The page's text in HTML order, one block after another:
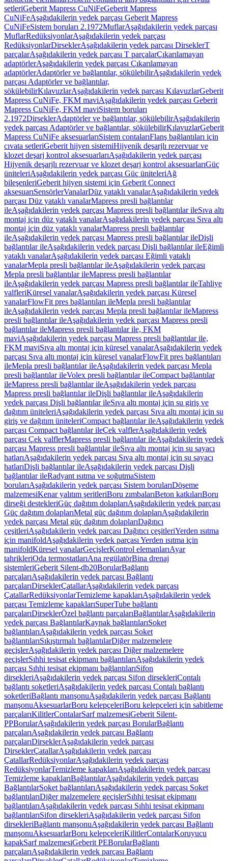
setleriGeberit Mapress CuNiFeGeberit Mapress
CuNiFeAşağıdakilerin yedek parçası Geberit Mapress
CuNiFeSistem boruları 2.1972MuflarAşağıdakilerin yedek parçası
MuflarRedüksiyonlarAşağıdakilerin yedek parçası
RedüksiyonlarDirseklerAşağıdakilerin yedek parçası DirseklerT
parçalarAşağıdakilerin yedek parçası T parçalarÇıkarılamayan
adaptörlerAşağıdakilerin yedek parçası Çıkarılamayan
adaptörlerAdaptörler ve bağlantılar, sökülebilirAşağıdakilerin yedek
parçası Adaptörler ve bağlantılar,
sökülebilirKılavuzlarAşağıdakilerin yedek parçası KılavuzlarGeberit
Mapress CuNiFe, FKM maviAşağıdakilerin yedek parçası Geberit
Mapress CuNiFe, FKM maviSistem boruları
2.1972DirseklerAdaptörler ve bağlantılar, sökülebilirAşağıdakilerin
yedek parçası Adaptörler ve bağlantılar, sökülebilirKılavuzlarGeberit
Mapress CuNiFe aksesuarlarıSistem contalarıFlanş bağlantıları için
cıvata setleriGeberit hijyen sistemiHijyenik deşarjlı rezervuar ve
klozet deşarj kontrol aksesuarlarıAşağıdakilerin yedek parçası
Hijyenik deşarjlı rezervuar ve klozet deşarj kontrol aksesuarlarıGüç
üniteleriAşağıdakilerin yedek parçası Güç üniteleriAğ
bileşenleriGeberit hijyen sistemi için Geberit Connect
aksesuarıSensörlerVanalarDüz yataklı vanalarAşağıdakilerin yedek
parçası Düz yataklı vanalarMapress presli bağlantılar
ileAşağıdakilerin yedek parçası Mapress presli bağlantılar ileSıva altı
montaj için düz yataklı vanalarAşağıdakilerin yedek parçası Sıva altı
montaj için düz yataklı vanalarMapress presli bağlantılar
ileAşağıdakilerin yedek parçası Mapress presli bağlantılar ileDişli
bağlantılar ileAşağıdakilerin yedek parçası Dişli bağlantılar ileEğimli
yataklı vanalarAşağıdakilerin yedek parçası Eğimli yataklı
vanalarMepla presli bağlantılar ileAşağıdakilerin yedek parçası
Mepla presli bağlantılar ileMapress presli bağlantılar
ileAşağıdakilerin yedek parçası Mapress presli bağlantılar ileTahliye
valfleriKüresel vanalarAşağıdakilerin yedek parçası Küresel
vanalarFlowFit pres bağlantıları ileMepla presli bağlantılar
ileAşağıdakilerin yedek parçası Mepla presli bağlantılar ileMapress
presli bağlantılar ileAşağıdakilerin yedek parçası Mapress presli
bağlantılar ileMapress presli bağlantılar ile, FKM
maviAşağıdakilerin yedek parçası Mapress presli bağlantılar ile,
FKM maviSıva altı montaj için küresel vanalarAşağıdakilerin yedek
parçası Sıva altı montaj için küresel vanalarFlowFit pres bağlantıları
ileMepla presli bağlantılar ileAşağıdakilerin yedek parçası Mepla
presli bağlantılar ileVolex presli bağlantılar ileCompact bağlantılar
ileMapress presli bağlantılar ileAşağıdakilerin yedek parçası
Mapress presli bağlantılar ileDişli bağlantılar ileAşağıdakilerin
yedek parçası Dişli bağlantılar ileSıva altı montaj için su giriş ve
dağıtım üniteleriAşağıdakilerin yedek parçası Sıva altı montaj için su
giriş ve dağıtım üniteleriCompact bağlantılar ileAşağıdakilerin yedek
parçası Compact bağlantılar ileÇek valflerAşağıdakilerin yedek
parçası Çek valflerMapress presli bağlantılar ileAşağıdakilerin yedek
parçası Mapress presli bağlantılar ileSıva altı montaj için su sayacı
hatlarıAşağıdakilerin yedek parçası Sıva altı montaj için su sayacı
hatlarıDişli bağlantılar ileAşağıdakilerin yedek parçası Dişli
bağlantılar ileRadyant ısıtma ve soğutmaSistem
borularıAşağıdakilerin yedek parçası Sistem borularıDöşeme
malzemesiKenar yalıtım şeritleriBoru zımbalarıBeton katkılarıBoru
dirseği destekleriGüç dağıtım dolaplarıAşağıdakilerin yedek parçası
Güç dağıtım dolaplarıMetal güç dağıtım dolaplarıAşağıdakilerin
yedek parçası Metal güç dağıtım dolaplarıDağıtıcı
çeşitleriAşağıdakilerin yedek parçası Dağıtıcı çeşitleriYerden ısıtma
için manifoldAşağıdakilerin yedek parçası Yerden ısıtma için
manifoldKüresel vanalarGeçişlerKontrol elemanlarıAyar
tahrikleriOda termostatlarıAna regülatörBina drenaj
sistemleriGeberit Silent-db20BorularBağlantı
parçalarıAşağıdakilerin yedek parçası Bağlantı
parçalarıDirseklerÇatallarAşağıdakilerin yedek parçası
ÇatallarRedüksiyonlarTemizleme kapaklarıAşağıdakilerin yedek
parçası Temizleme kapaklarıSuperTube bağlantı
parçalarıDirseklerÖzel bağlantı parçalarıBağlantılarAşağıdakilerin
yedek parçası BağlantılarKaynak bağlantılarıSoket
bağlantılarıAşağıdakilerin yedek parçası Soket
bağlantılarıSıkıştırmalı bağlantılarDiğer malzemelere
geçişlerAşağıdakilerin yedek parçası Diğer malzemelere
geçişlerSıhhi tesisat ekipmanı bağlantılarıAşağıdakilerin yedek
parçası Sıhhi tesisat ekipmanı bağlantılarıSifon
dirsekleriAşağıdakilerin yedek parçası Sifon dirsekleriContalı
bağlantı soketleriAşağıdakilerin yedek parçası Contalı bağlantı
soketleriBağlantı manşonuAşağıdakilerin yedek parçası Bağlantı
manşonuAksesuarlarBoru kelepçeleriBoru kelepçeleri için sabitleme
parçalarıKilitlerContalarSarf malzemesiGeberit Silent-
PPBorularAşağıdakilerin yedek parçası BorularBağlantı
parçalarıAşağıdakilerin yedek parçası Bağlantı
parçalarıDirseklerAşağıdakilerin yedek parçası
DirseklerÇatallarAşağıdakilerin yedek parçası
ÇatallarRedüksiyonlarAşağıdakilerin yedek parçası
RedüksiyonlarTemizleme kapaklarıAşağıdakilerin yedek parçası
Temizleme kapaklarıBağlantılarAşağıdakilerin yedek parçası
BağlantılarSoket bağlantılarıAşağıdakilerin yedek parçası Soket
bağlantılarıDiğer malzemelere geçişlerSıhhi tesisat ekipmanı
bağlantılarıAşağıdakilerin yedek parçası Sıhhi tesisat ekipmanı
bağlantılarıSifon dirsekleriAşağıdakilerin yedek parçası Sifon
dirsekleriBağlantı manşonuAşağıdakilerin yedek parçası Bağlantı
manşonuAksesuarlarBoru kelepçeleriKilitlerContalarKoruyucu
kapakSarf malzemesiGeberit PEBorularBağlantı
parçalarıAşağıdakilerin yedek parçası Bağlantı